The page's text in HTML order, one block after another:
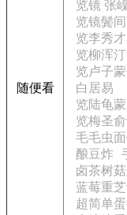
随便看
览镜 张
览镜鬓
览李秀
览柳浑
览卢子
白居易
览陆龟
览梅圣
毛毛虫
酿豆炸
卤茶树
蓝莓重
超简单